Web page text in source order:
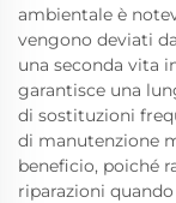
ambientale è
vengono deviati
una seconda vita
garantisce una
di sostituzioni
di manutenzione
beneficio, poiché
riparazioni